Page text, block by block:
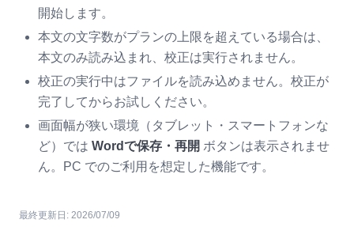
開始します。
本文の文字数がプランの上限を超えている場合は、
本文のみ読み込まれ、校正は実行されません。
校正の実行中はファイルを読み込めません。校正が
完了してからお試しください。
画面幅が狭い環境（タブレット・スマートフォンな
ど）では Wordで保存・再開 ボタンは表示されませ
ん。PC でのご利用を想定した機能です。
最終更新日: 2026/07/09